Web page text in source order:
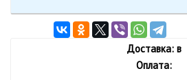
Доставка: в
Оплата: